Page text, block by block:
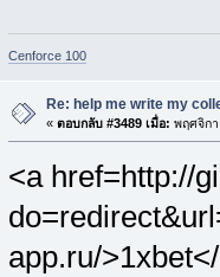
Cenforce 100
Re: help me write my
« ตอบกลับ #3489 เมื่อ: พฤศจิกา
<a href=http://
app.ru/